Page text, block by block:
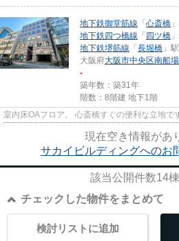
地下鉄御堂筋線 「心斎橋
地下鉄四つ橋線 「四ツ橋
地下鉄堺筋線 「長堀橋 」
大阪府大阪市中央区南船場
-
築年数：築31年
階数：8階建 地下1階
室内床OAフロア。 心斎橋すぐの便利な立地で
現在空き情報があ
サカイビルディングへのお
該当公開件数14
チェックした物件をまとめて
検討リストに追加